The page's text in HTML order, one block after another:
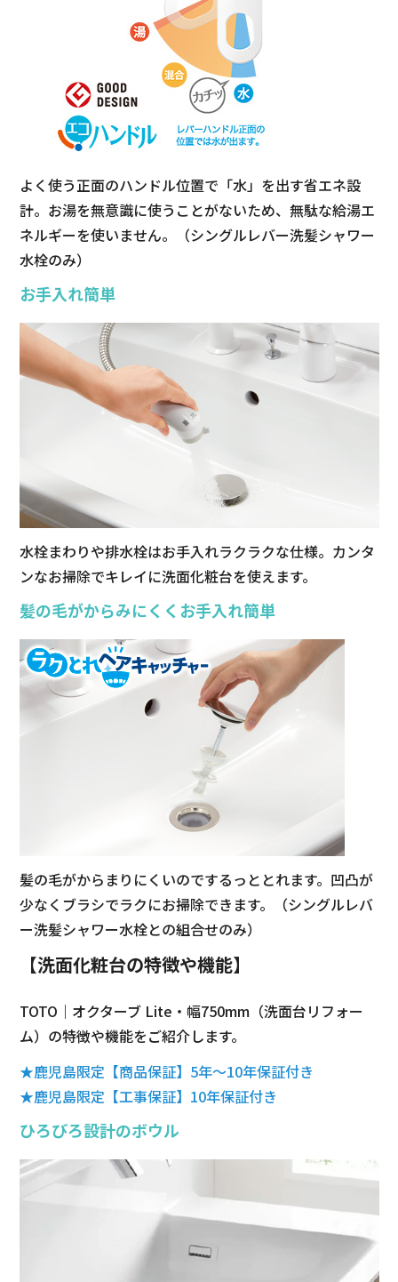
よく使う正面のハンドル位置で「水」を出す省エネ設
計。お湯を無意識に使うことがないため、無駄な給湯エ
ネルギーを使いません。（シングルレバー洗髪シャワー
水栓のみ）
お手入れ簡単
水栓まわりや排水栓はお手入れラクラクな仕様。カンタ
ンなお掃除でキレイに洗面化粧台を使えます。
髪の毛がからみにくくお手入れ簡単
髪の毛がからまりにくいのでするっととれます。凹凸が
少なくブラシでラクにお掃除できます。（シングルレバ
ー洗髪シャワー水栓との組合せのみ）
【洗面化粧台の特徴や機能】
TOTO｜オクターブ Lite・幅750mm（洗面台リフォー
ム）の特徴や機能をご紹介します。
★鹿児島限定【商品保証】5年～10年保証付き
★鹿児島限定【工事保証】10年保証付き
ひろびろ設計のボウル